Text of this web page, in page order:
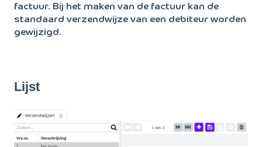
factuur. Bij het maken van de factuur kan de
standaard verzendwijze van een debiteur worden
gewijzigd.
Lijst